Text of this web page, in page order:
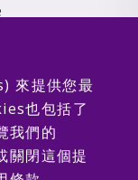
來提供您最
也包括了
我們的
關閉這個提